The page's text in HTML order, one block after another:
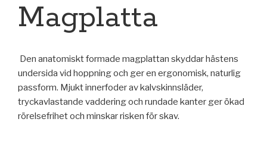
Magplatta
Den anatomiskt formade magplattan skyddar hästens
undersida vid hoppning och ger en ergonomisk, naturlig
passform. Mjukt innerfoder av kalvskinnsläder,
tryckavlastande vaddering och rundade kanter ger ökad
rörelsefrihet och minskar risken för skav.